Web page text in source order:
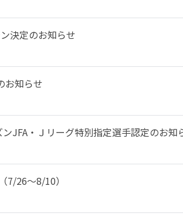
決定のお知らせ
お知らせ
JFA・Ｊリーグ特別指定選手認定のお知
7/26～8/10）